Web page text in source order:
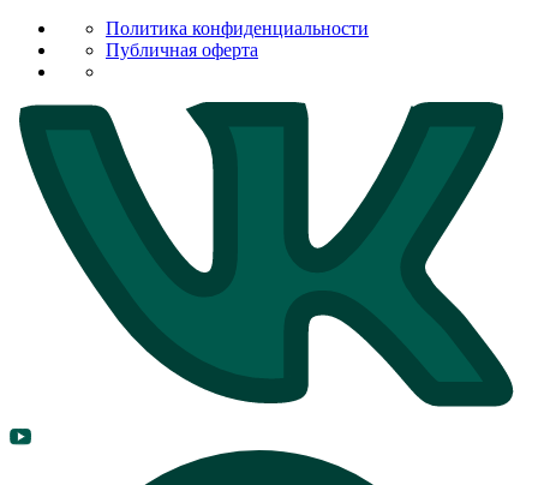
Политика конфиденциальности
Публичная оферта